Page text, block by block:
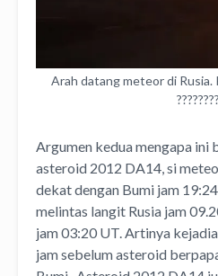
Arah datang meteor di Rusia.
Argumen kedua mengapa ini
asteroid 2012 DA14, si
dekat dengan Bumi jam
melintas langit Rusia jam
jam 03:20 UT. Artinya
jam sebelum asteroid